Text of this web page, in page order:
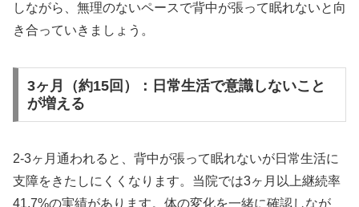
しながら、無理のないペースで背中が張って眠れないと向
き合っていきましょう。
3ヶ月（約15回）：日常生活で意識しないこと
が増える
2-3ヶ月通われると、背中が張って眠れないが日常生活に
支障をきたしにくくなります。当院では3ヶ月以上継続率
41.7%の実績があります。体の変化を一緒に確認しなが